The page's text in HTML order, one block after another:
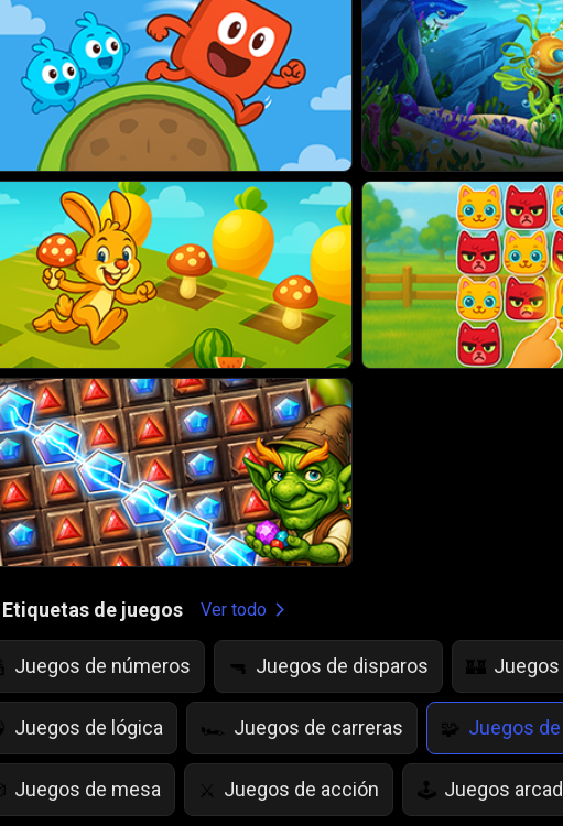
Etiquetas de juegos Ver todo
Juegos de números 🔫 Juegos de disparos 🏰
Juegos de lógica 🏎️ Juegos de carreras 🧩 Juegos
Juegos de mesa ⚔️ Juegos de acción 🕹️ Juegos